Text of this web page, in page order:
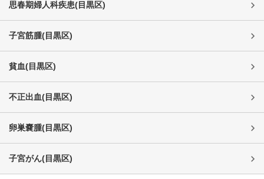
思春期婦人科疾患(目黒区)
子宮筋腫(目黒区)
貧血(目黒区)
不正出血(目黒区)
卵巣嚢腫(目黒区)
子宮がん(目黒区)